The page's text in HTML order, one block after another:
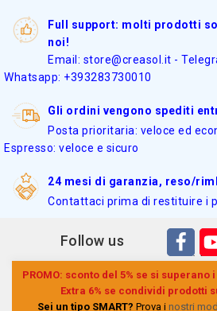
Full support: molti prodotti
noi!
Email: store@creasol.it -
Whatsapp: +393283730010
Gli ordini vengono spediti
Posta prioritaria: veloce ed
Espresso: veloce e sicuro
24 mesi di garanzia, reso/
Contattaci prima di restituire i
Follow us
PROMO: sconto del 5% se si
Extra 6% se condividi prodotti
Sei un tipo SMART? Prova i nostri